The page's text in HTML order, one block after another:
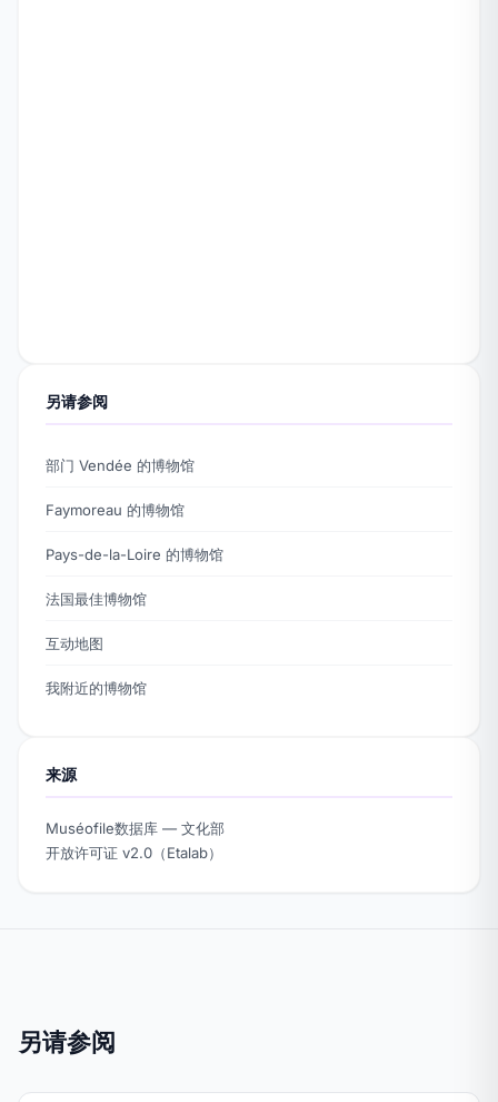
另请参阅
部门 Vendée 的博物馆
Faymoreau 的博物馆
Pays-de-la-Loire 的博物馆
法国最佳博物馆
互动地图
我附近的博物馆
来源
Muséofile数据库 — 文化部
开放许可证 v2.0（Etalab）
另请参阅